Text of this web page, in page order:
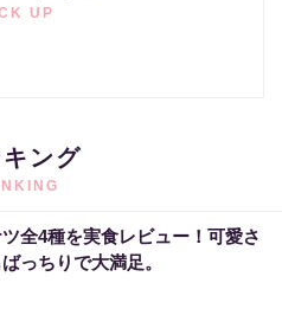
UP
ング
全4種を実食レビュー！可愛さ
っちりで大満足。